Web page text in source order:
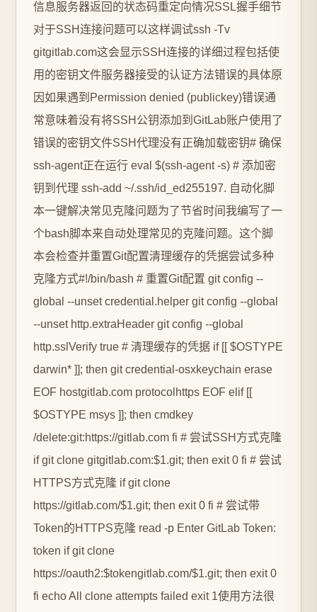
信息服务器返回的状态码重定向情况SSL握手细节
对于SSH连接问题可以这样调试ssh -Tv
gitgitlab.com这会显示SSH连接的详细过程包括使
用的密钥文件服务器接受的认证方法错误的具体原
因如果遇到Permission denied (publickey)错误通
常意味着没有将SSH公钥添加到GitLab账户使用了
错误的密钥文件SSH代理没有正确加载密钥# 确保
ssh-agent正在运行 eval $(ssh-agent -s) # 添加密
钥到代理 ssh-add ~/.ssh/id_ed255197. 自动化脚
本一键解决常见克隆问题为了节省时间我编写了一
个bash脚本来自动处理常见的克隆问题。这个脚
本会检查并重置Git配置清理缓存的凭据尝试多种
克隆方式#!/bin/bash # 重置Git配置 git config --
global --unset credential.helper git config --global
--unset http.extraHeader git config --global
http.sslVerify true # 清理缓存的凭据 if [[ $OSTYPE
darwin* ]]; then git credential-osxkeychain erase
EOF hostgitlab.com protocolhttps EOF elif [[
$OSTYPE msys ]]; then cmdkey
/delete:git:https://gitlab.com fi # 尝试SSH方式克隆
if git clone gitgitlab.com:$1.git; then exit 0 fi # 尝试
HTTPS方式克隆 if git clone
https://gitlab.com/$1.git; then exit 0 fi # 尝试带
Token的HTTPS克隆 read -p Enter GitLab Token:
token if git clone
https://oauth2:$tokengitlab.com/$1.git; then exit 0
fi echo All clone attempts failed exit 1使用方法很